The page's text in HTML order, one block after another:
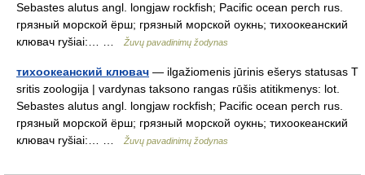
Sebastes alutus angl. longjaw rockfish; Pacific ocean perch rus.
грязный морской ёрш; грязный морской оукнь; тихоокеанский
клювач ryšiai:… …
Žuvų pavadinimų žodynas
тихоокеанский клювач — ilgažiomenis jūrinis ešerys statusas T
sritis zoologija | vardynas taksono rangas rūšis atitikmenys: lot.
Sebastes alutus angl. longjaw rockfish; Pacific ocean perch rus.
грязный морской ёрш; грязный морской оукнь; тихоокеанский
клювач ryšiai:… …
Žuvų pavadinimų žodynas